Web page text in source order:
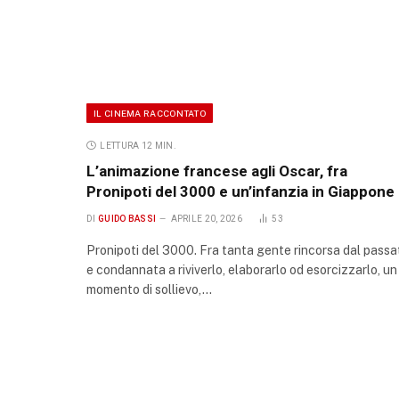
IL CINEMA RACCONTATO
LETTURA 12 MIN.
L’animazione francese agli Oscar, fra
Pronipoti del 3000 e un’infanzia in Giappone
DI GUIDO BASSI APRILE 20, 2026 53
Pronipoti del 3000. Fra tanta gente rincorsa dal
e condannata a riviverlo, elaborarlo od esorcizzarlo, un
momento di sollievo,…